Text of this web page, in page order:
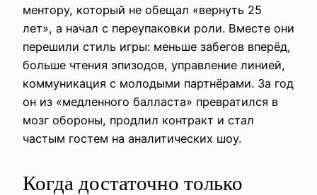
ментору, который не обещал «вернуть 25
лет», а начал с переупаковки роли. Вместе они
перешили стиль игры: меньше забегов вперёд,
больше чтения эпизодов, управление линией,
коммуникация с молодыми партнёрами. За год
он из «медленного балласта» превратился в
мозг обороны, продлил контракт и стал
частым гостем на аналитических шоу.
Когда достаточно только